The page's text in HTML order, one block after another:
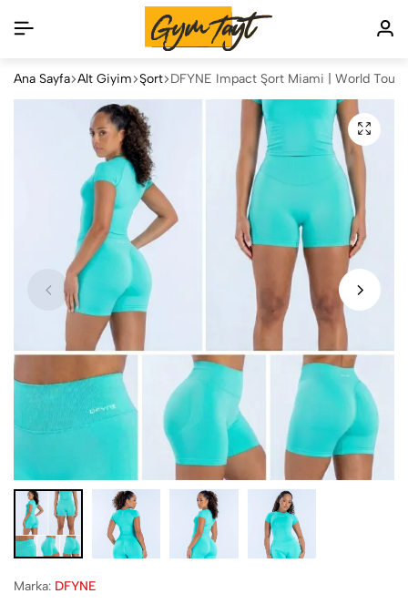
Ana Sayfa Alt Giyim Şort DFYNE Impact Şort Miami | World Tour
Marka: DFYNE